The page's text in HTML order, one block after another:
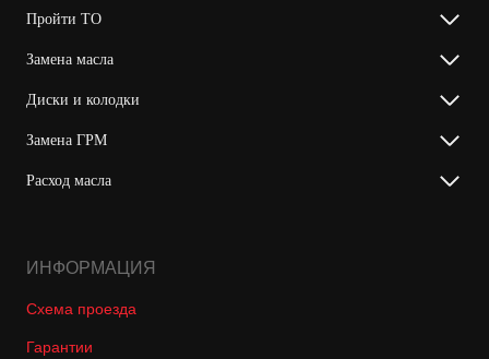
Пройти ТО
Замена масла
Диски и колодки
Замена ГРМ
Расход масла
ИНФОРМАЦИЯ
Схема проезда
Гарантии